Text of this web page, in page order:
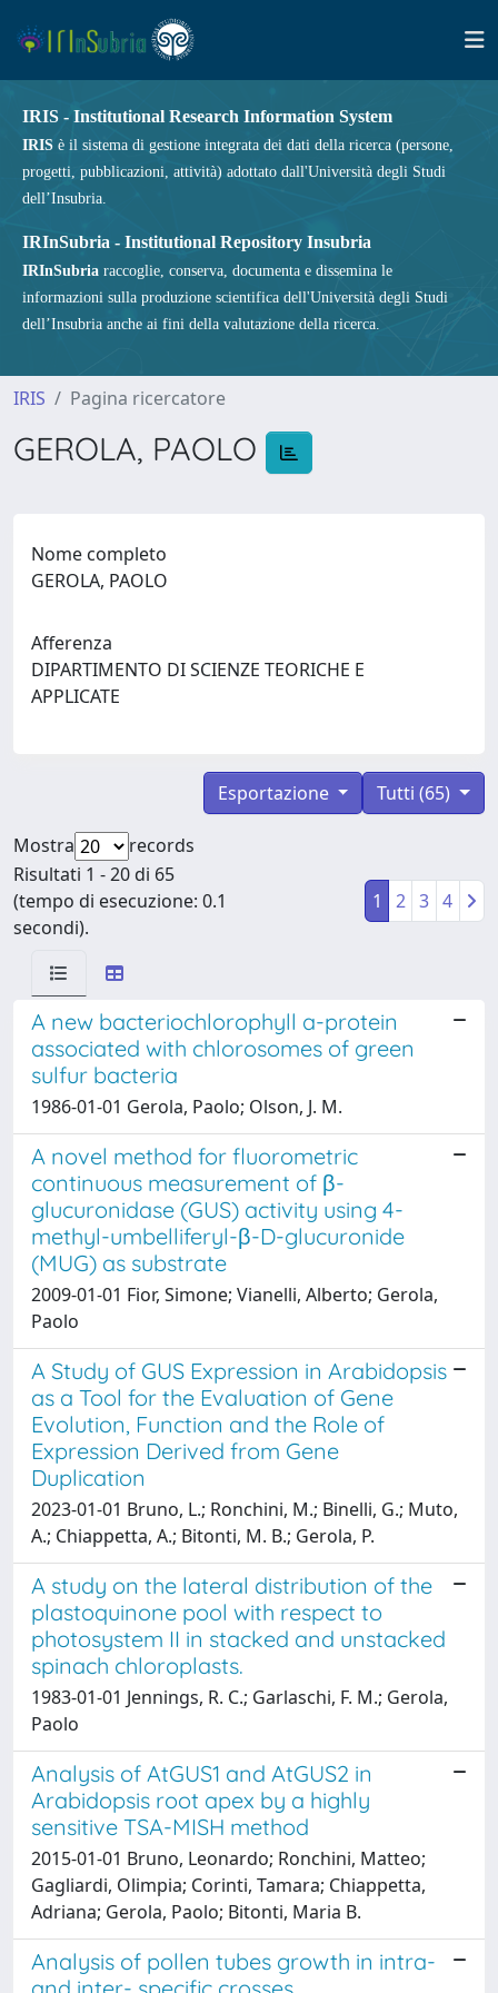
IRIS - Institutional Research Information System
IRIS è il sistema di gestione integrata dei dati della ricerca (persone,
progetti, pubblicazioni, attività) adottato dall'Università degli Studi
dell’Insubria.
IRInSubria - Institutional Repository Insubria
IRInSubria raccoglie, conserva, documenta e dissemina le
informazioni sulla produzione scientifica dell'Università degli Studi
dell’Insubria anche ai fini della valutazione della ricerca.
IRIS Pagina ricercatore
GEROLA, PAOLO
Nome completo
GEROLA, PAOLO
Afferenza
DIPARTIMENTO DI SCIENZE TEORICHE E
APPLICATE
Tutti (65)
Esportazione
Mostra
records
Risultati 1 - 20 di 65
(tempo di esecuzione: 0.1
secondi).
1 2 3 4
A new bacteriochlorophyll a-protein
associated with chlorosomes of green
sulfur bacteria
1986-01-01 Gerola, Paolo; Olson, J. M.
A novel method for fluorometric
continuous measurement of β-
glucuronidase (GUS) activity using 4-
methyl-umbelliferyl-β-D-glucuronide
(MUG) as substrate
2009-01-01 Fior, Simone; Vianelli, Alberto; Gerola,
Paolo
A Study of GUS Expression in Arabidopsis
as a Tool for the Evaluation of Gene
Evolution, Function and the Role of
Expression Derived from Gene
Duplication
2023-01-01 Bruno, L.; Ronchini, M.; Binelli, G.; Muto,
A.; Chiappetta, A.; Bitonti, M. B.; Gerola, P.
A study on the lateral distribution of the
plastoquinone pool with respect to
photosystem II in stacked and unstacked
spinach chloroplasts.
1983-01-01 Jennings, R. C.; Garlaschi, F. M.; Gerola,
Paolo
Analysis of AtGUS1 and AtGUS2 in
Arabidopsis root apex by a highly
sensitive TSA-MISH method
2015-01-01 Bruno, Leonardo; Ronchini, Matteo;
Gagliardi, Olimpia; Corinti, Tamara; Chiappetta,
Adriana; Gerola, Paolo; Bitonti, Maria B.
Analysis of pollen tubes growth in intra-